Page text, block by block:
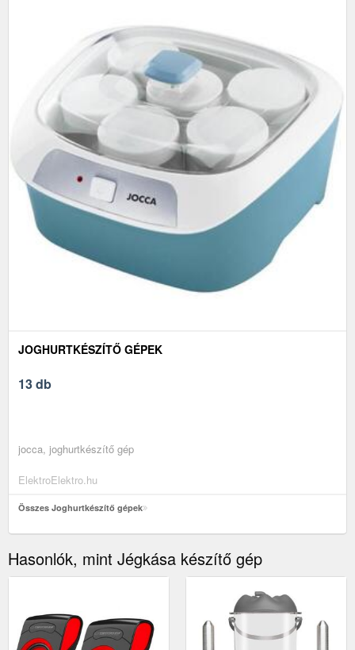
JOGHURTKÉSZÍTŐ GÉPEK
13 db
jocca, joghurtkészítő gép
ElektroElektro.hu
Összes Joghurtkészítő gépek
Hasonlók, mint Jégkása készítő gép